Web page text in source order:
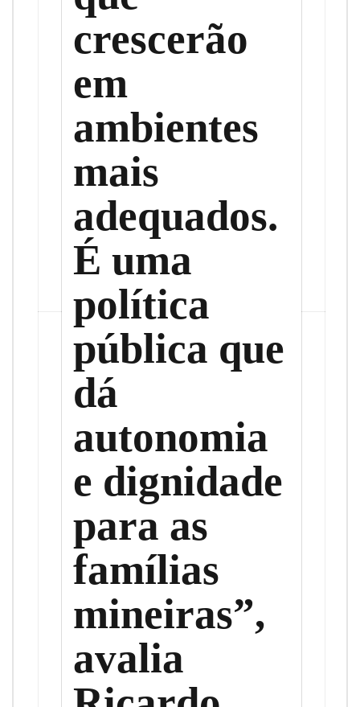
crescerão
em
ambientes
mais
adequados.
É uma
política
pública que
dá
autonomia
e dignidade
para as
famílias
mineiras”,
avalia